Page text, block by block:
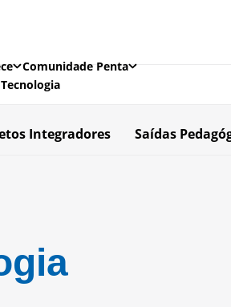
Comunidade Penta
Integradores Saídas